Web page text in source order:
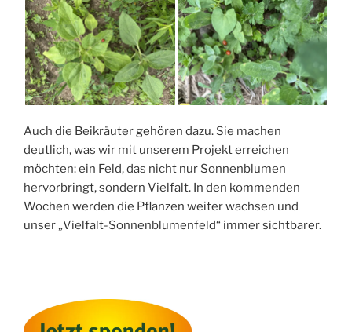
Auch die Beikräuter gehören dazu. Sie machen
deutlich, was wir mit unserem Projekt erreichen
möchten: ein Feld, das nicht nur Sonnenblumen
hervorbringt, sondern Vielfalt. In den kommenden
Wochen werden die Pflanzen weiter wachsen und
unser „Vielfalt-Sonnenblumenfeld“ immer sichtbarer.